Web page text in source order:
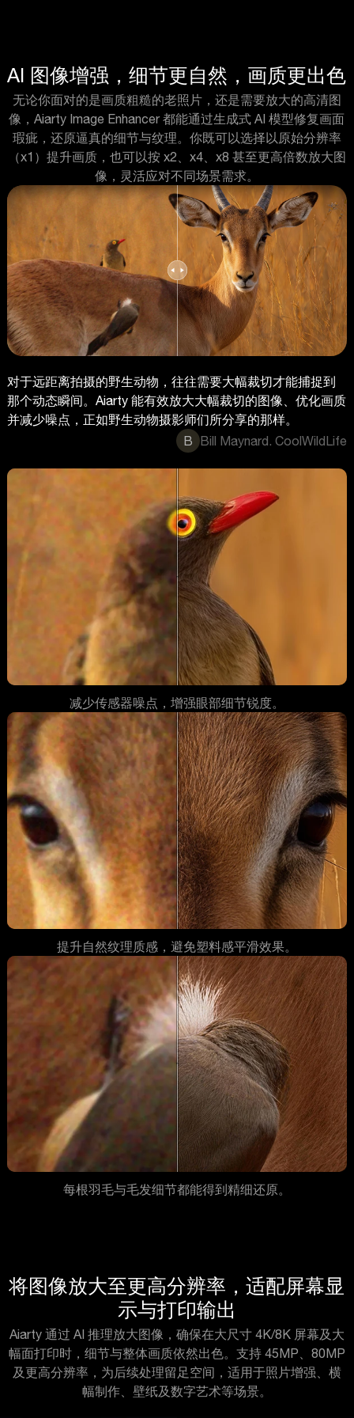
AI 图像增强，细节更自然，画质更出色
无论你面对的是画质粗糙的老照片，还是需要放大的高清图
像，Aiarty Image Enhancer 都能通过生成式 AI 模型修复画面
瑕疵，还原逼真的细节与纹理。你既可以选择以原始分辨率
（x1）提升画质，也可以按 x2、x4、x8 甚至更高倍数放大图
像，灵活应对不同场景需求。
对于远距离拍摄的野生动物，往往需要大幅裁切才能捕捉到
那个动态瞬间。Aiarty 能有效放大大幅裁切的图像、优化画质
并减少噪点，正如野生动物摄影师们所分享的那样。
B
Bill Maynard. CoolWildLife
减少传感器噪点，增强眼部细节锐度。
提升自然纹理质感，避免塑料感平滑效果。
每根羽毛与毛发细节都能得到精细还原。
将图像放大至更高分辨率，适配屏幕显
示与打印输出
Aiarty 通过 AI 推理放大图像，确保在大尺寸 4K/8K 屏幕及大
幅面打印时，细节与整体画质依然出色。支持 45MP、80MP
及更高分辨率，为后续处理留足空间，适用于照片增强、横
幅制作、壁纸及数字艺术等场景。